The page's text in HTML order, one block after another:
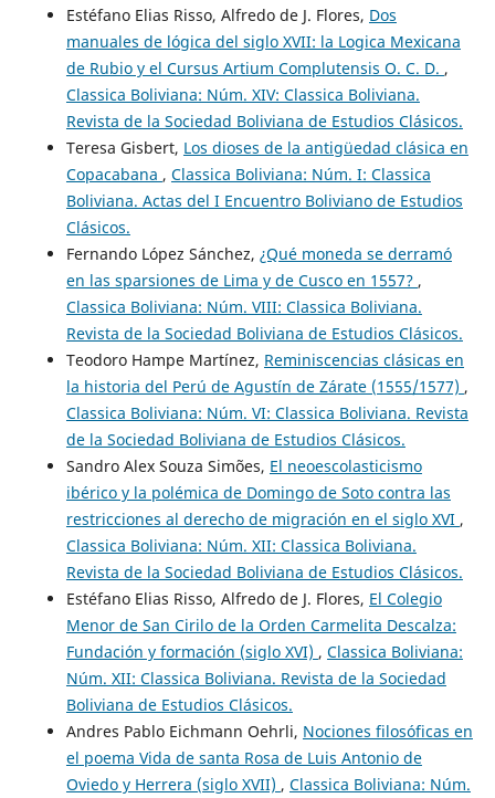
Estéfano Elias Risso, Alfredo de J. Flores, Dos
manuales de lógica del siglo XVII: la Logica Mexicana
de Rubio y el Cursus Artium Complutensis O. C. D. ,
Classica Boliviana: Núm. XIV: Classica Boliviana.
Revista de la Sociedad Boliviana de Estudios Clásicos.
Teresa Gisbert, Los dioses de la antigüedad clásica en
Copacabana , Classica Boliviana: Núm. I: Classica
Boliviana. Actas del I Encuentro Boliviano de Estudios
Clásicos.
Fernando López Sánchez, ¿Qué moneda se derramó
en las sparsiones de Lima y de Cusco en 1557? ,
Classica Boliviana: Núm. VIII: Classica Boliviana.
Revista de la Sociedad Boliviana de Estudios Clásicos.
Teodoro Hampe Martínez, Reminiscencias clásicas en
la historia del Perú de Agustín de Zárate (1555/1577) ,
Classica Boliviana: Núm. VI: Classica Boliviana. Revista
de la Sociedad Boliviana de Estudios Clásicos.
Sandro Alex Souza Simões, El neoescolasticismo
ibérico y la polémica de Domingo de Soto contra las
restricciones al derecho de migración en el siglo XVI ,
Classica Boliviana: Núm. XII: Classica Boliviana.
Revista de la Sociedad Boliviana de Estudios Clásicos.
Estéfano Elias Risso, Alfredo de J. Flores, El Colegio
Menor de San Cirilo de la Orden Carmelita Descalza:
Fundación y formación (siglo XVI) , Classica Boliviana:
Núm. XII: Classica Boliviana. Revista de la Sociedad
Boliviana de Estudios Clásicos.
Andres Pablo Eichmann Oehrli, Nociones filosóficas en
el poema Vida de santa Rosa de Luis Antonio de
Oviedo y Herrera (siglo XVII) , Classica Boliviana: Núm.